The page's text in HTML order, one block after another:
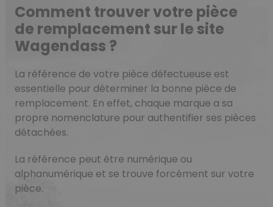
Comment trouver votre pièce
de remplacement sur le site
Wagendass ?
La référence de votre pièce défectueuse est
essentielle pour déterminer la bonne pièce de
remplacement. En effet, chaque marque a sa
propre nomenclature pour authentifier ses pièces
détachées.
La référence peut être numérique ou
alphanumérique et se trouve forcément sur votre
pièce.